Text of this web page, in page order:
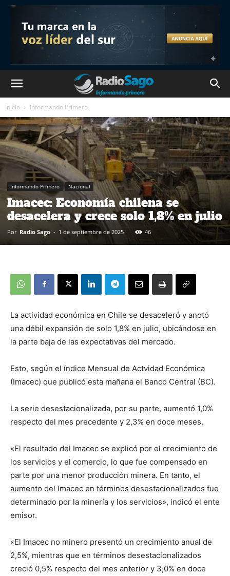
Inicio Informando Primero
Informando Primero Nacional
Imacec: Economía chilena se
desacelera y crece solo 1,8% en julio
Por Radio Sago - 1 de septiembre de 2025 46
La actividad económica en Chile se desaceleró y anotó
una débil expansión de solo 1,8% en julio, ubicándose en
la parte baja de las expectativas del mercado.
Esto, según el índice Mensual de Actvidad Económica
(Imacec) que publicó esta mañana el Banco Central (BC).
La serie desestacionalizada, por su parte, aumentó 1,0%
respecto del mes precedente y 2,3% en doce meses.
«El resultado del Imacec se explicó por el crecimiento de
los servicios y el comercio, lo que fue compensado en
parte por una menor producción minera. En tanto, el
aumento del Imacec en términos desestacionalizados fue
determinado por la minería y los servicios», indicó el ente
emisor.
«El Imacec no minero presentó un crecimiento anual de
2,5%, mientras que en términos desestacionalizados
creció 0,5% respecto del mes anterior y 3,0% en doce